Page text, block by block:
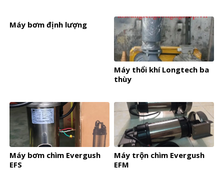
Máy bơm định lượng
Máy thổi khí Longtech ba
thùy
Máy bơm chìm Evergush
EFS
Máy trộn chìm Evergush
EFM